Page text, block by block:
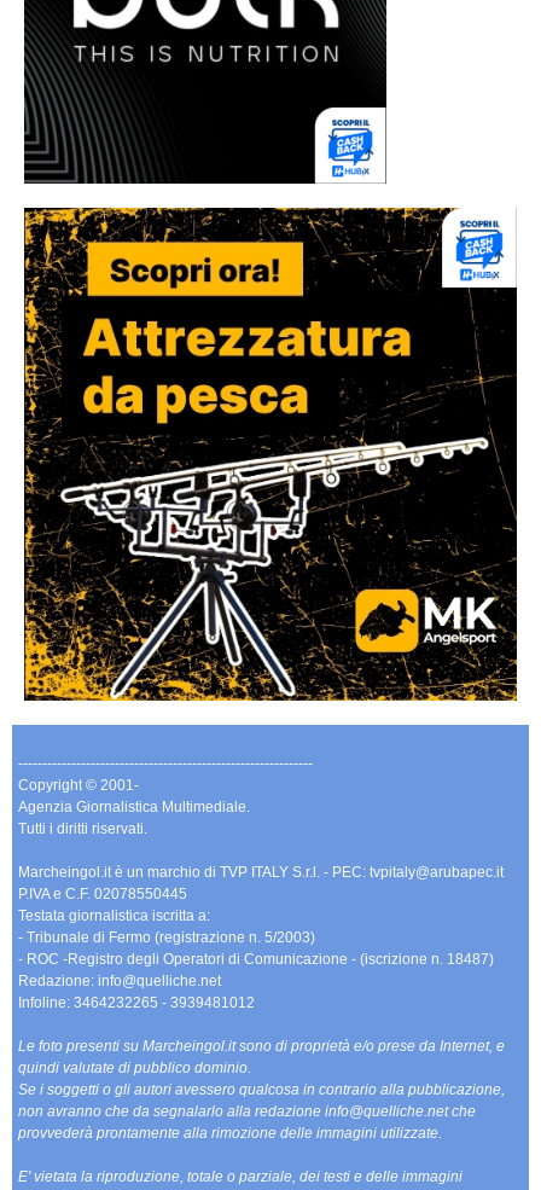
-------------------------------------------------------------
Copyright © 2001-
Agenzia Giornalistica Multimediale.
Tutti i diritti riservati.
Marcheingol.it è un marchio di TVP ITALY S.r.l. - PEC: tvpitaly@arubapec.it
P.IVA e C.F. 02078550445
Testata giornalistica iscritta a:
- Tribunale di Fermo (registrazione n. 5/2003)
- ROC -Registro degli Operatori di Comunicazione - (iscrizione n. 18487)
Redazione: info@quelliche.net
Infoline: 3464232265 - 3939481012
Le foto presenti su Marcheingol.it sono di proprietà e/o prese da Internet, e
quindi valutate di pubblico dominio.
Se i soggetti o gli autori avessero qualcosa in contrario alla pubblicazione,
non avranno che da segnalarlo alla redazione info@quelliche.net che
provvederà prontamente alla rimozione delle immagini utilizzate.
E' vietata la riproduzione, totale o parziale, dei testi e delle immagini